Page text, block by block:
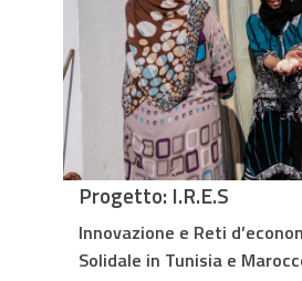
Progetto: I.R.E.S
Innovazione e Reti
Solidale in Tunisia e